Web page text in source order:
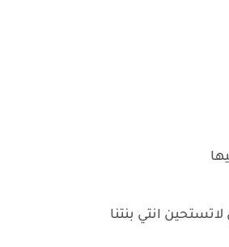
لاتستحين انتي بنتنا